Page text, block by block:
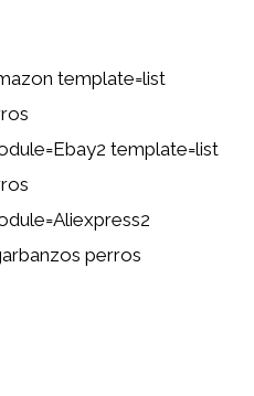
template=list
template=list
perros